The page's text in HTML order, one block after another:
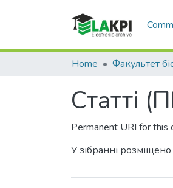
Home
Статті
Permanent URI for this
У зібранні розміщено